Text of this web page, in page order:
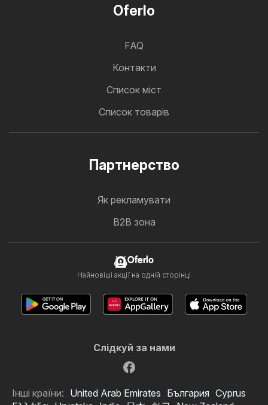
Oferlo
FAQ
Контакти
Cписок міст
Список товарів
Партнерство
Як рекламувати
B2B зона
Oferlo
Найновіші акції на одній сторінці
Слідкуй за нами
Інші країни: United Arab Emirates България Cyprus